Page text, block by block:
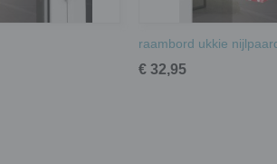
raambord ukkie
€ 32,95